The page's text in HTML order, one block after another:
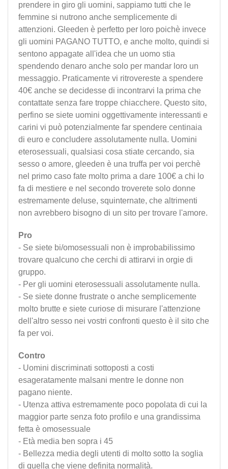
prendere in giro gli uomini, sappiamo tutti che le
femmine si nutrono anche semplicemente di
attenzioni. Gleeden è perfetto per loro poichè invece
gli uomini PAGANO TUTTO, e anche molto, quindi si
sentono appagate all'idea che un uomo stia
spendendo denaro anche solo per mandar loro un
messaggio. Praticamente vi ritrovereste a spendere
40€ anche se decidesse di incontrarvi la prima che
contattate senza fare troppe chiacchere. Questo sito,
perfino se siete uomini oggettivamente interessanti e
carini vi può potenzialmente far spendere centinaia
di euro e concludere assolutamente nulla. Uomini
eterosessuali, qualsiasi cosa stiate cercando, sia
sesso o amore, gleeden è una truffa per voi perchè
nel primo caso fate molto prima a dare 100€ a chi lo
fa di mestiere e nel secondo troverete solo donne
estremamente deluse, squinternate, che altrimenti
non avrebbero bisogno di un sito per trovare l'amore.
Pro
- Se siete bi/omosessuali non è improbabilissimo
trovare qualcuno che cerchi di attirarvi in orgie di
gruppo.
- Per gli uomini eterosessuali assolutamente nulla.
- Se siete donne frustrate o anche semplicemente
molto brutte e siete curiose di misurare l'attenzione
dell'altro sesso nei vostri confronti questo è il sito che
fa per voi.
Contro
- Uomini discriminati sottoposti a costi
esageratamente malsani mentre le donne non
pagano niente.
- Utenza attiva estremamente poco popolata di cui la
maggior parte senza foto profilo e una grandissima
fetta è omosessuale
- Età media ben sopra i 45
- Bellezza media degli utenti di molto sotto la soglia
di quella che viene definita normalità.